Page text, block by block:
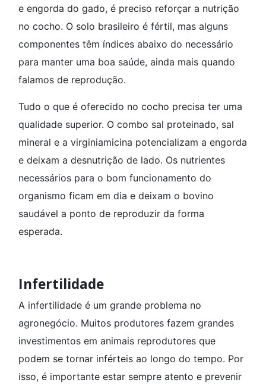
e engorda do gado, é preciso reforçar a nutrição
no cocho. O solo brasileiro é fértil, mas alguns
componentes têm índices abaixo do necessário
para manter uma boa saúde, ainda mais quando
falamos de reprodução.
Tudo o que é oferecido no cocho precisa ter uma
qualidade superior. O combo sal proteinado, sal
mineral e a virginiamicina potencializam a engorda
e deixam a desnutrição de lado. Os nutrientes
necessários para o bom funcionamento do
organismo ficam em dia e deixam o bovino
saudável a ponto de reproduzir da forma
esperada.
Infertilidade
A infertilidade é um grande problema no
agronegócio. Muitos produtores fazem grandes
investimentos em animais reprodutores que
podem se tornar inférteis ao longo do tempo. Por
isso, é importante estar sempre atento e prevenir